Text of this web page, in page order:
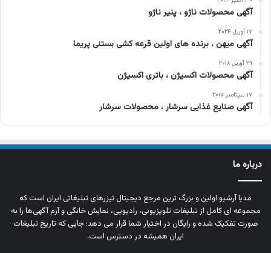
آگهی محصولات ناژو ، پنیر ناژو
۱۷ آوریل ۲۰۲۴
آگهی میهن ، برنده های اولین قرعه کشی بستنی پریما
۲۹ آوریل ۲۰۱۸
آگهی محصولات اکسیژن ، باتری اکسیژن
۱۷ سپتامبر ۲۰۱۷
آگهی صنایع غذایی سرشار ، محصولات سرشار
درباره ما
مدیا آرشیو اولین و بزرگ‌ ترین مرجع دیجیتال تیزرهای تبلیغاتی ایران است که
مجموعه‌ ای کامل از تبلیغات تلویزیونی، رادیویی، نمایش خانگی و آرم‌ آگهی‌ها را به‌
صورت تفکیک‌ شده و رایگان در اختیار شما قرار می‌ دهد؛ جایی که تاریخ تبلیغات
ایران همیشه در دسترس است.